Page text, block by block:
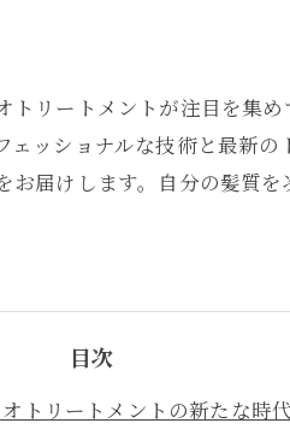
リートメントが注目を集
ッショナルな技術と最新
届けします。自分の髪質
目次
トリートメントの新たな時代